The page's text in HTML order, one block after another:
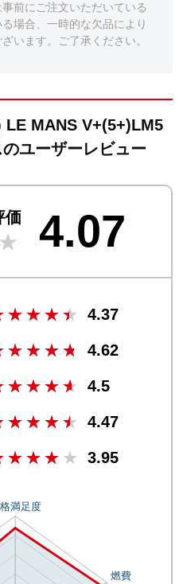
前にご注文いただいている
場合、一時的な欠品により
います。ご了承ください。
LE MANS V+(5+)LM5
ユーザーレビュー
価 4.07
4.37
4.62
4.5
4.47
3.95